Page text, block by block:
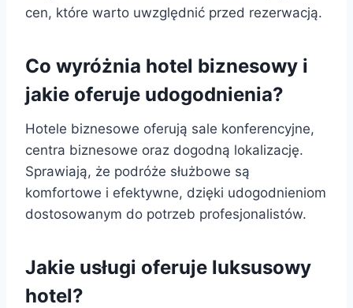
cen, które warto uwzględnić przed rezerwacją.
Co wyróżnia hotel biznesowy i
jakie oferuje udogodnienia?
Hotele biznesowe oferują sale konferencyjne,
centra biznesowe oraz dogodną lokalizację.
Sprawiają, że podróże służbowe są
komfortowe i efektywne, dzięki udogodnieniom
dostosowanym do potrzeb profesjonalistów.
Jakie usługi oferuje luksusowy
hotel?